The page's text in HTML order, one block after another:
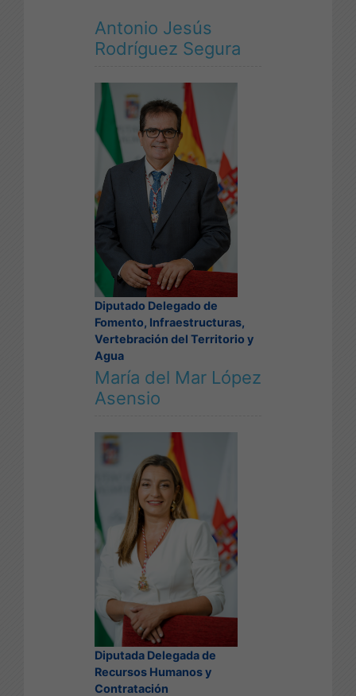
Antonio Jesús
Rodríguez Segura
Diputado Delegado de
Fomento, Infraestructuras,
Vertebración del Territorio y
Agua
María del Mar López
Asensio
Diputada Delegada de
Recursos Humanos y
Contratación